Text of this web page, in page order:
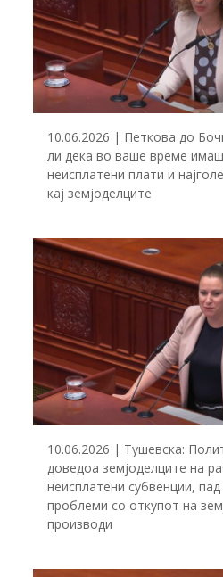
10.06.2026 | Петкова до
ли дека во ваше време
неисплатени плати и
кај земјоделците
10.06.2026 | Тушевска:
доведоа земјоделците на
неисплатени субвенции,
проблеми со откупот на
производи